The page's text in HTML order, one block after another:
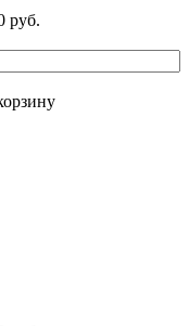
руб.